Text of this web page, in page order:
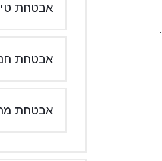
אבטחת
אבטחת
אבטחת